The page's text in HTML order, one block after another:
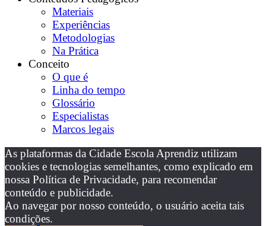
Materiais
Experiências
Metodologias
Na Prática
Conceito
O que é
Linha do tempo
Glossário
Especialistas
Marcos legais
As plataformas da Cidade Escola Aprendiz utilizam
cookies e tecnologias semelhantes, como explicado em
nossa Política de Privacidade, para recomendar
conteúdo e publicidade.
Ao navegar por nosso conteúdo, o usuário aceita tais
condições.